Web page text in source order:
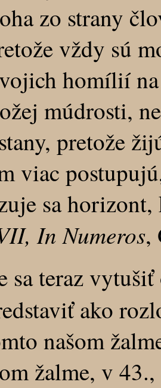
zo strany
vždy sú
homílií
múdrosti,
pretože
viac
sa horizont,
In Numeros,
sa teraz
ako
našom
žalme, v